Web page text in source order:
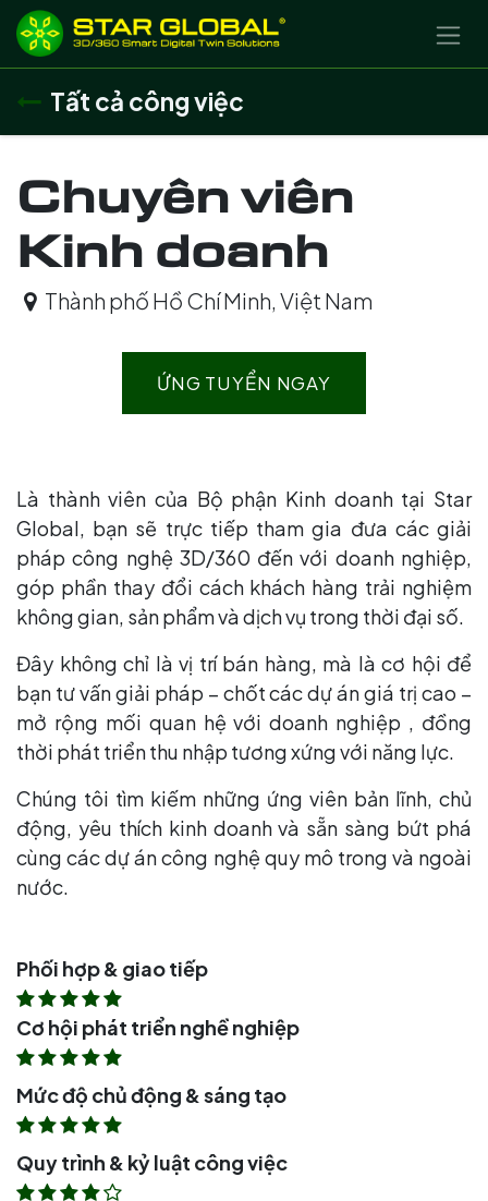
BỎ QUA ĐỂ ĐẾN NỘI DUNG
Tất cả công việc
Chuyên viên
Kinh doanh
Thành phố Hồ Chí Minh Việt Nam
ỨNG TUYỂN NGAY
Là thành viên của Bộ phận Kinh doanh tại Star
Global, bạn sẽ trực tiếp tham gia đưa các giải
pháp công nghệ 3D/360 đến với doanh nghiệp,
góp phần thay đổi cách khách hàng trải nghiệm
không gian, sản phẩm và dịch vụ trong thời đại số.
Đây không chỉ là vị trí bán hàng, mà là cơ hội để
bạn tư vấn giải pháp – chốt các dự án giá trị cao –
mở rộng mối quan hệ với doanh nghiệp , đồng
thời phát triển thu nhập tương xứng với năng lực.
Chúng tôi tìm kiếm những ứng viên bản lĩnh, chủ
động, yêu thích kinh doanh và sẵn sàng bứt phá
cùng các dự án công nghệ quy mô trong và ngoài
nước.
Phối hợp & giao tiếp
Cơ hội phát triển nghề nghiệp
Mức độ chủ động & sáng tạo
Quy trình & kỷ luật công việc